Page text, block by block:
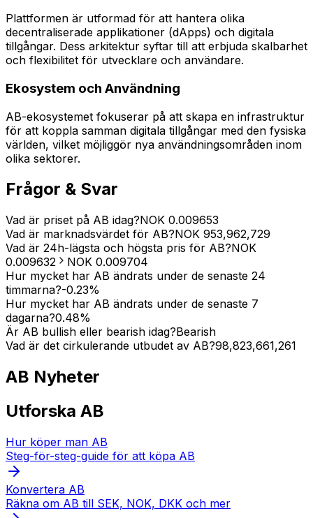
Plattformen är utformad för att hantera olika
decentraliserade applikationer (dApps) och digitala
tillgångar. Dess arkitektur syftar till att erbjuda skalbarhet
och flexibilitet för utvecklare och användare.
Ekosystem och Användning
AB-ekosystemet fokuserar på att skapa en infrastruktur
för att koppla samman digitala tillgångar med den fysiska
världen, vilket möjliggör nya användningsområden inom
olika sektorer.
Frågor & Svar
Vad är priset på AB idag?NOK 0.009653
Vad är marknadsvärdet för AB?NOK 953,962,729
Vad är 24h-lägsta och högsta pris för AB?NOK
0.009632
NOK 0.009704
Hur mycket har AB ändrats under de senaste 24
timmarna?-0.23%
Hur mycket har AB ändrats under de senaste 7
dagarna?0.48%
Är AB bullish eller bearish idag?Bearish
Vad är det cirkulerande utbudet av AB?98,823,661,261
AB Nyheter
Utforska AB
Hur köper man AB
Steg-för-steg-guide för att köpa AB
Konvertera AB
Räkna om AB till SEK, NOK, DKK och mer